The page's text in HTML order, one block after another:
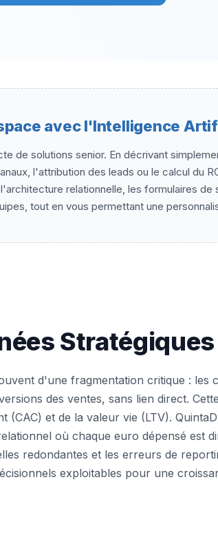
avec l'Intelligence
de solutions senior. En décrivant
l'attribution des leads ou le calcul du
relationnelle, les formulaires de
tout en vous permettant une
d'une fragmentation critique : les
des ventes, sans lien direct.
(CAC) et de la valeur vie (LTV).
où chaque euro dépensé est
redondantes et les erreurs de
exploitables pour une